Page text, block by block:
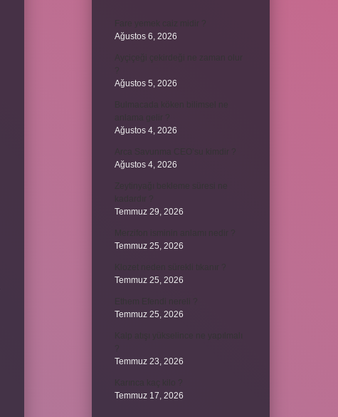
Ağustos 6, 2026
Ağustos 5, 2026
Ağustos 4, 2026
Ağustos 4, 2026
Temmuz 29, 2026
Temmuz 25, 2026
Temmuz 25, 2026
Temmuz 25, 2026
Temmuz 23, 2026
Temmuz 17, 2026